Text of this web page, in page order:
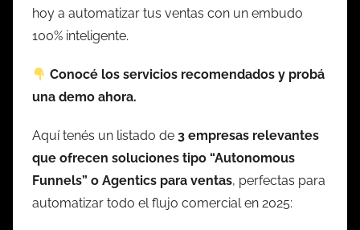
hoy a automatizar tus ventas con un embudo
100% inteligente.
Conocé los servicios recomendados y probá
una demo ahora.
Aquí tenés un listado de 3 empresas relevantes
que ofrecen soluciones tipo “Autonomous
Funnels” o Agentics para ventas, perfectas para
automatizar todo el flujo comercial en 2025: